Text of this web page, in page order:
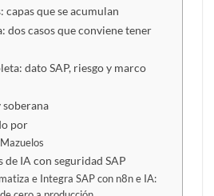
capas que se acumulan
dos casos que conviene tener
dato SAP, riesgo y marco
soberana
por
de IA con seguridad SAP
e Integra SAP con n8n e IA: